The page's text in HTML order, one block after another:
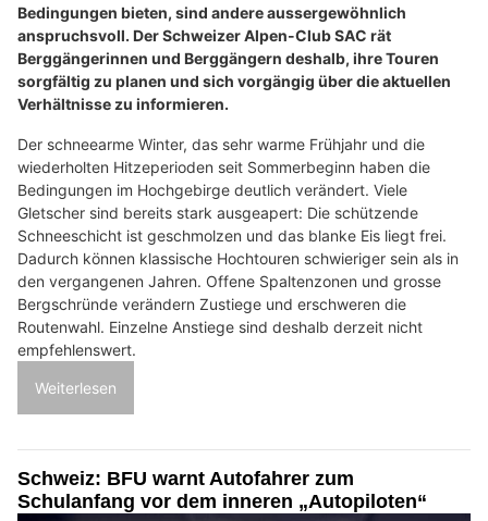
Bedingungen bieten, sind andere aussergewöhnlich
anspruchsvoll. Der Schweizer Alpen-Club SAC rät
Berggängerinnen und Berggängern deshalb, ihre Touren
sorgfältig zu planen und sich vorgängig über die aktuellen
Verhältnisse zu informieren.
Der schneearme Winter, das sehr warme Frühjahr und die
wiederholten Hitzeperioden seit Sommerbeginn haben die
Bedingungen im Hochgebirge deutlich verändert. Viele
Gletscher sind bereits stark ausgeapert: Die schützende
Schneeschicht ist geschmolzen und das blanke Eis liegt frei.
Dadurch können klassische Hochtouren schwieriger sein als in
den vergangenen Jahren. Offene Spaltenzonen und grosse
Bergschründe verändern Zustiege und erschweren die
Routenwahl. Einzelne Anstiege sind deshalb derzeit nicht
empfehlenswert.
Weiterlesen
Schweiz: BFU warnt Autofahrer zum
Schulanfang vor dem inneren „Autopiloten“